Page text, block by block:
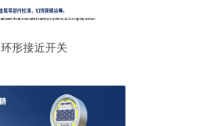
环形接近开关